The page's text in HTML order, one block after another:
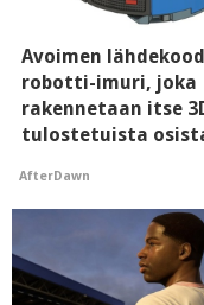
Avoimen
robotti-imuri, joka
rakennetaan itse
tulostetuista
AfterDawn